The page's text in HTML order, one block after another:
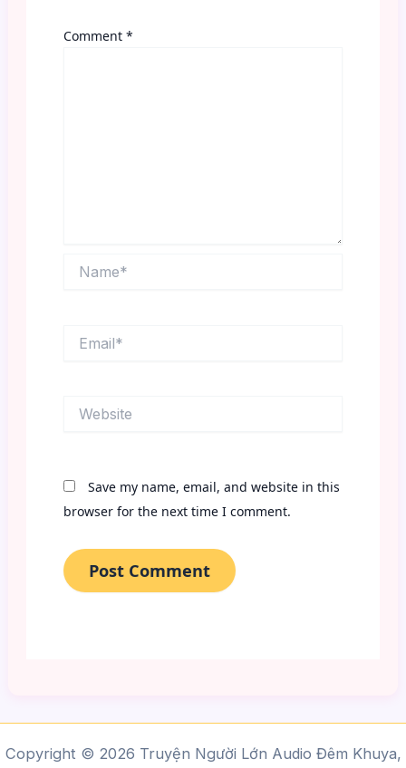
Comment *
Save my name, email, and website in this
browser for the next time I comment.
Copyright © 2026 Truyện Người Lớn Audio Đêm Khuya,